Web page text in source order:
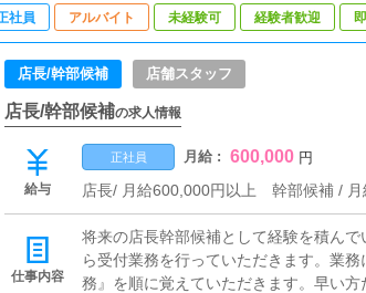
社員 アルバイト 未経験可 経験者歓迎
店長/幹部候補 店舗スタッフ
店長/幹部候補の求人情報
給与
正社員 月給 : 600,000 円
店長/ 月給600,000円以上 幹部候補 / 月
仕事内容
将来の店長幹部候補として経験を積ん
ら受付業務を行っていただきます。業
務』を順に覚えていただきます。早い